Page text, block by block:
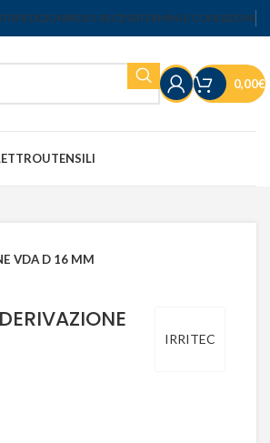
SPEDIZIONIRESI E RECESSITERMINI E CONDIZIONI
0,00€
VDA D 16 MM
IRRITEC